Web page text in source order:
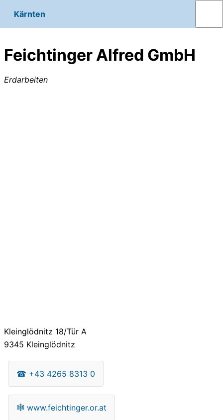
Kärnten
Feichtinger Alfred GmbH
Erdarbeiten
Kleinglödnitz 18/Tür A
9345 Kleinglödnitz
☎ +43 4265 8313 0
🕸 www.feichtinger.or.at